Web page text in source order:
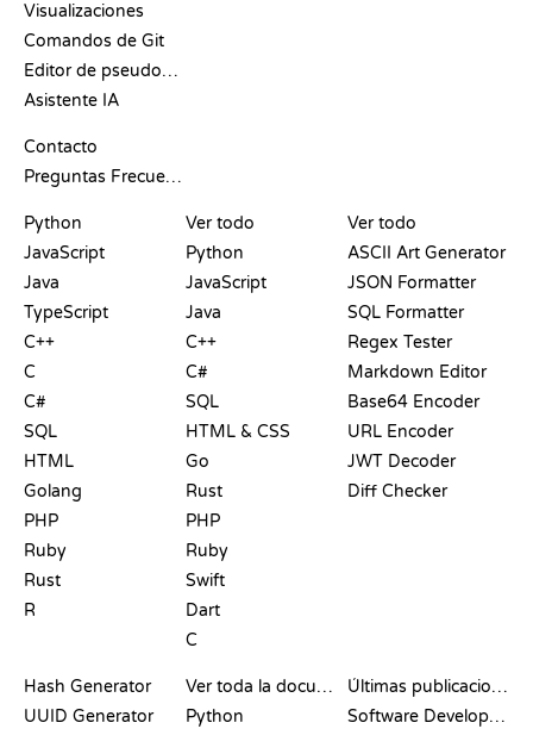
Visualizaciones
Comandos de Git
Editor de pseudocódigo
Asistente IA
Contacto
Preguntas Frecuentes
Python
JavaScript
Java
TypeScript
C++
C
C#
SQL
HTML
Golang
PHP
Ruby
Rust
R
Ver todo
Python
JavaScript
Java
C++
C#
SQL
HTML & CSS
Go
Rust
PHP
Ruby
Swift
Dart
C
Ver todo
ASCII Art Generator
JSON Formatter
SQL Formatter
Regex Tester
Markdown Editor
Base64 Encoder
URL Encoder
JWT Decoder
Diff Checker
Hash Generator
UUID Generator
Ver toda la documentación
Python
Últimas publicaciones
Software Development